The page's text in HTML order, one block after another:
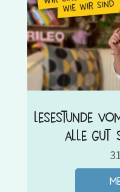
Lesestunde
alle gut